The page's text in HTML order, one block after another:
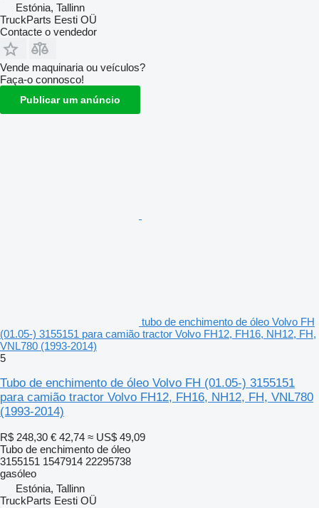
Estónia, Tallinn
TruckParts Eesti OÜ
Contacte o vendedor
Vende maquinaria ou veículos?
Faça-o connosco!
Publicar um anúncio
tubo de enchimento de óleo Volvo FH
(01.05-) 3155151 para camião tractor Volvo FH12, FH16, NH12, FH,
VNL780 (1993-2014)
5
Tubo de enchimento de óleo Volvo FH (01.05-) 3155151
para camião tractor Volvo FH12, FH16, NH12, FH, VNL780
(1993-2014)
R$ 248,30 € 42,74 ≈ US$ 49,09
Tubo de enchimento de óleo
3155151 1547914 22295738
gasóleo
Estónia, Tallinn
TruckParts Eesti OÜ